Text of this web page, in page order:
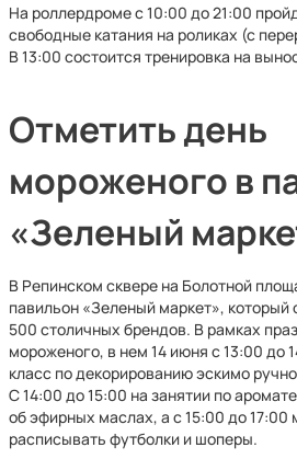
На роллердроме с 10:00 до 21:00
свободные катания на роликах (с
В 13:00 состоится тренировка на
Отметить день
мороженого в
«Зеленый
В Репинском сквере на Болотной
павильон «Зеленый маркет», который
500 столичных брендов. В рамках
мороженого, в нем 14 июня с 13:00 до
класс по декорированию эскимо
С 14:00 до 15:00 на занятии по
об эфирных маслах, а с 15:00 до 17:00
расписывать футболки и шоперы.